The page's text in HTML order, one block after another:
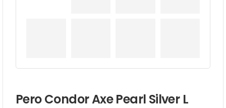
Pero Condor Axe Pearl Silver L